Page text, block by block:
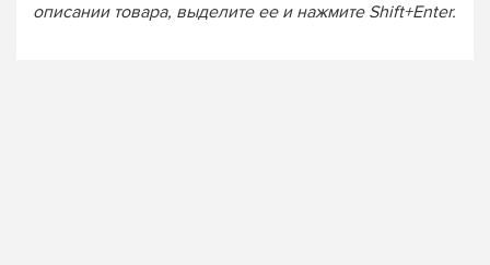
описании товара, выделите ее и нажмите Shift+Enter.